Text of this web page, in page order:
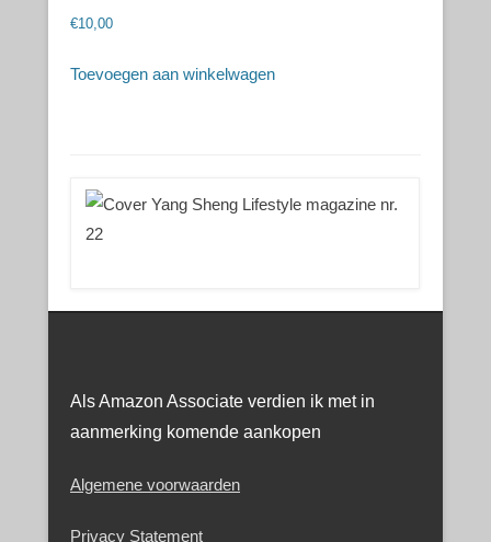
€10,00
Toevoegen aan winkelwagen
Als Amazon Associate verdien ik met in
aanmerking komende aankopen
Algemene voorwaarden
Privacy Statement